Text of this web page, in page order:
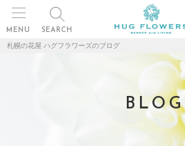
MENU SEARCH
札幌の花屋 ハグフラワーズのブログ
BLOG